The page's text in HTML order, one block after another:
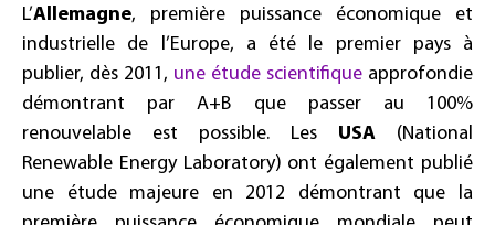
L’Allemagne, première puissance économique et
industrielle de l’Europe, a été le premier pays à
publier, dès 2011, une étude scientifique approfondie
démontrant par A+B que passer au 100%
renouvelable est possible. Les USA (National
Renewable Energy Laboratory) ont également publié
une étude majeure en 2012 démontrant que la